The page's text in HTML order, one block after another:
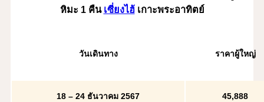
หิมะ 1 คืน เซี่ยงไฮ้เกาะพระอาทิตย์
วันเดินทาง ราคาผู้ใหญ่
18 – 24 ธันวาคม 2567 45,888